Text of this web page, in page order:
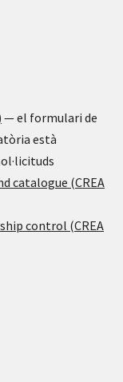
— el formulari de
està
catalogue (CREA
control (CREA